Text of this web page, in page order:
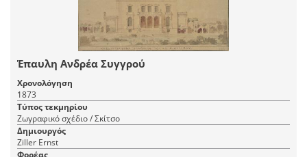
Έπαυλη Ανδρέα Συγγρού
Χρονολόγηση
1873
Τύπος τεκμηρίου
Ζωγραφικό σχέδιο / Σκίτσο
Δημιουργός
Ziller Ernst